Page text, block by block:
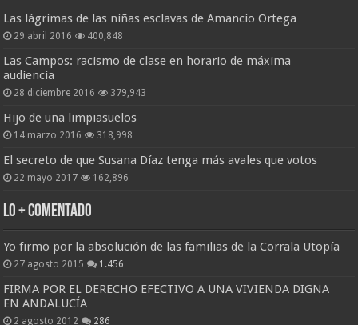
Las lágrimas de las niñas esclavas de Amancio Ortega
29 abril 2016 400,848
Las Campos: racismo de clase en horario de máxima
audiencia
28 diciembre 2016 379,943
Hijo de una limpiasuelos
14 marzo 2016 318,998
El secreto de que Susana Díaz tenga más avales que votos
22 mayo 2017 162,896
Lo + Comentado
Yo firmo por la absolución de las familias de la Corrala Utopía
27 agosto 2015 1.456
FIRMA POR EL DERECHO EFECTIVO A UNA VIVIENDA DIGNA
EN ANDALUCÍA
2 agosto 2012 286